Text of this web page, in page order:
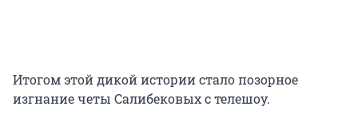
Итогом этой дикой истории стало позорное
изгнание четы Салибековых с телешоу.